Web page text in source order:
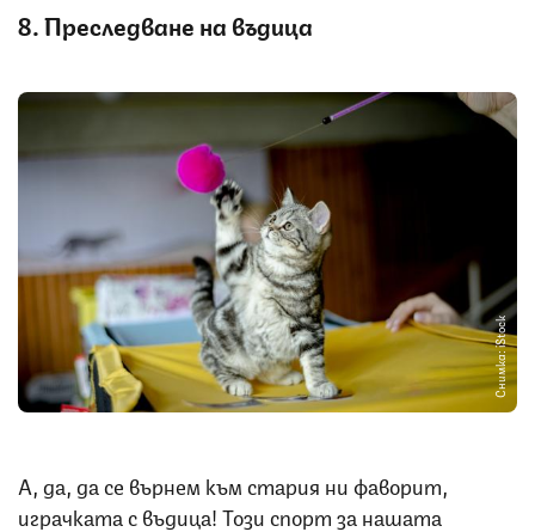
8. Преследване на въдица
Снимка: iStock
А, да, да се върнем към стария ни фаворит,
играчката с въдица! Този спорт за нашата